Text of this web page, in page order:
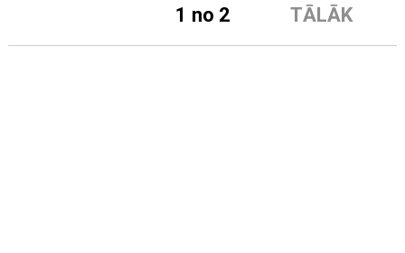
TĀLĀK
1 no 2